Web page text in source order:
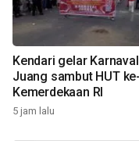
Kendari gelar Karnaval
Juang sambut HUT
Kemerdekaan RI
5 jam lalu